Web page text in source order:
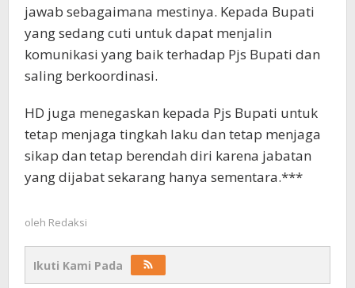
jawab sebagaimana mestinya. Kepada Bupati
yang sedang cuti untuk dapat menjalin
komunikasi yang baik terhadap Pjs Bupati dan
saling berkoordinasi.
HD juga menegaskan kepada Pjs Bupati untuk
tetap menjaga tingkah laku dan tetap menjaga
sikap dan tetap berendah diri karena jabatan
yang dijabat sekarang hanya sementara.***
oleh Redaksi
Ikuti Kami Pada